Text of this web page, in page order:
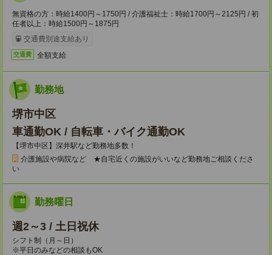
無資格の方：時給1400円～1750円 / 介護福祉士：時給1700円～2125円 / 初
任者以上：時給1500円～1875円
交通費別途支給あり
交通費 全額支給
勤務地
堺市中区
車通勤OK / 自転車・バイク通勤OK
【堺市中区】深井駅など勤務地多数！
介護施設や病院など ★自宅近くの施設がいいなど勤務地ご相談くださ
い
勤務曜日
週2～3 / 土日祝休
シフト制（月～日）
※平日のみなどの相談もOK